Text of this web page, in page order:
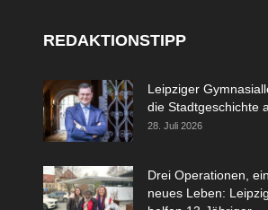
REDAKTIONSTIPP
Leipziger
die Stadtgeschichte
28. Juli 2026
Drei Operationen,
neues Leben: